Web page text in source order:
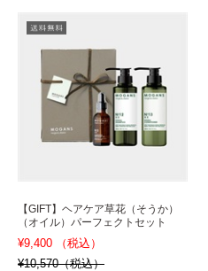
【GIFT】ヘアケア草花（そうか）
（オイル）パーフェクトセット
¥9,400 （税込）
¥10,570（税込）